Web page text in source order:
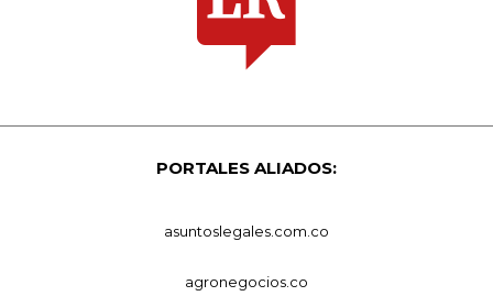
PORTALES ALIADOS:
asuntoslegales.com.co
agronegocios.co